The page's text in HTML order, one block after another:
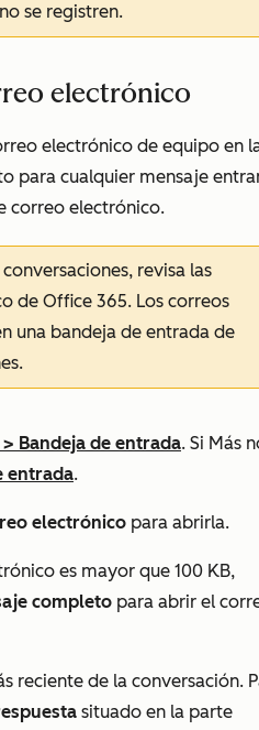
se registren.
electrónico
electrónico de equipo en
para cualquier mensaje
correo electrónico.
revisa las
de Office 365. Los correos
una bandeja de entrada de
> Bandeja de entrada. Si Más
entrada.
electrónico para abrirla.
es mayor que 100 KB,
completo para abrir el
reciente de la conversación.
situado en la parte